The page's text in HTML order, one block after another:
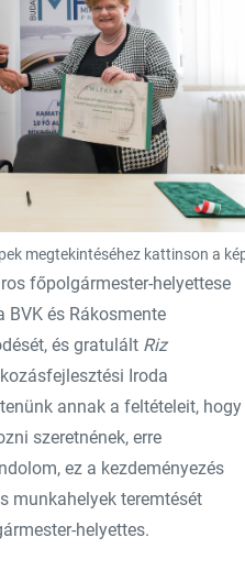
megtekintéséhez kattinson a
főpolgármester-helyettese
BVK és Rákosmente
és gratulált Riz
Iroda
annak a feltételeit, hogy
szeretnének, erre
ez a kezdeményezés
munkahelyek teremtését
helyettes.